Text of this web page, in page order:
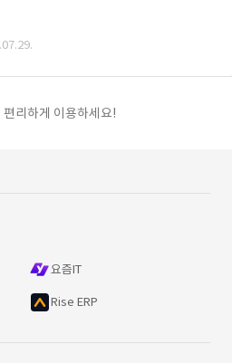
편리하게 이용하세요!
요즘IT
Rise ERP